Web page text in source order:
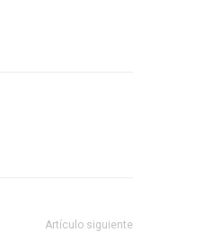
Artículo siguiente